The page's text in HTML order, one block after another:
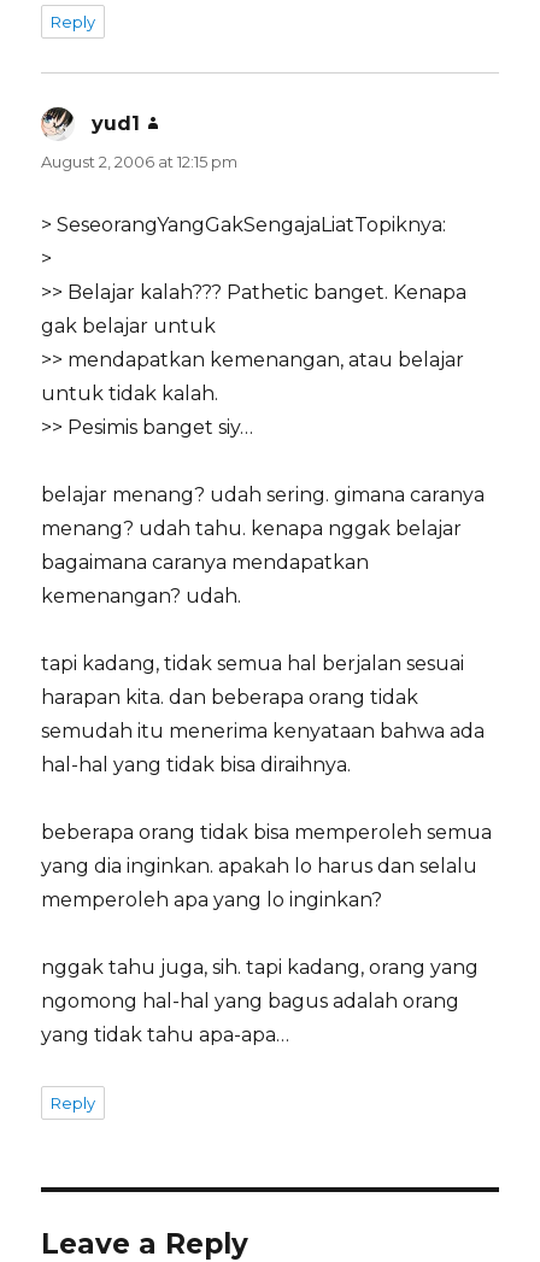
Reply
yud1
August 2, 2006 at 12:15 pm
> SeseorangYangGakSengajaLiatTopiknya:
>
>> Belajar kalah??? Pathetic banget. Kenapa
gak belajar untuk
>> mendapatkan kemenangan, atau belajar
untuk tidak kalah.
>> Pesimis banget siy…
belajar menang? udah sering. gimana caranya
menang? udah tahu. kenapa nggak belajar
bagaimana caranya mendapatkan
kemenangan? udah.
tapi kadang, tidak semua hal berjalan sesuai
harapan kita. dan beberapa orang tidak
semudah itu menerima kenyataan bahwa ada
hal-hal yang tidak bisa diraihnya.
beberapa orang tidak bisa memperoleh semua
yang dia inginkan. apakah lo harus dan selalu
memperoleh apa yang lo inginkan?
nggak tahu juga, sih. tapi kadang, orang yang
ngomong hal-hal yang bagus adalah orang
yang tidak tahu apa-apa…
Reply
Leave a Reply